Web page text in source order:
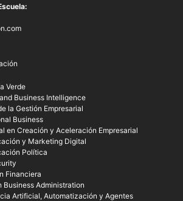
Verde
Business Intelligence
la Gestión Empresarial
Business
en Creación y Aceleración Empresarial
y Marketing Digital
Política
Financiera
Business Administration
Artificial, Automatización y Agentes